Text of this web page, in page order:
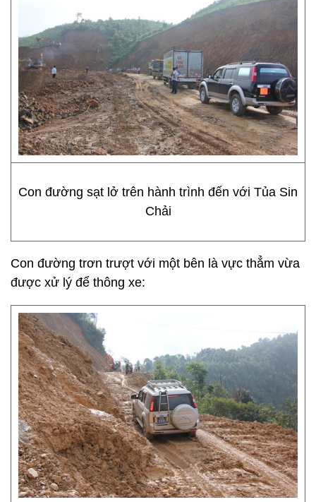
Con đường sạt lở trên hành trình đến với Tủa Sin
Chải
Con đường trơn trượt với một bên là vực thẳm vừa
được xử lý để thông xe: